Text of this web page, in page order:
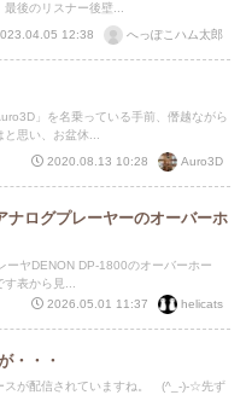
後のリスナー後壁...
12:38
へっぽこハム太郎
」を名乗っている手前、僭越ながら
と思い、お盆休...
2020.08.13 10:28
Auro3D
ナログプレーヤーのオーバーホ
ーヤDENON DP-1800のオーバーホー
す表から見...
2026.05.01 11:37
helicats
・・・
スが配信されていますね。 (^_-)-☆先ず